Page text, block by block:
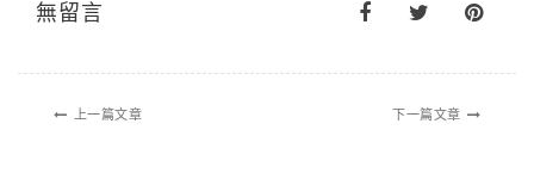
無留言
上一篇文章 下一篇文章